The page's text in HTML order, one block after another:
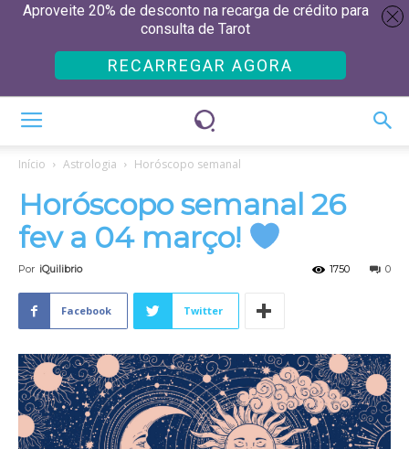
Início Astrologia Horóscopo semanal
Horóscopo semanal 26
fev a 04 março!
Por iQuilibrio 0
1750
Facebook Twitter
Aproveite 20% de desconto na recarga de crédito para
consulta de Tarot
RECARREGAR AGORA